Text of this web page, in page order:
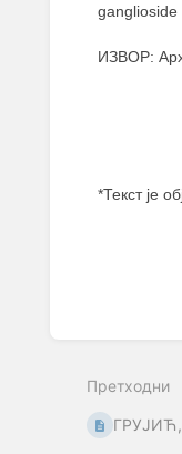
ganglioside
ИЗВОР:
*Текст је
Претходни
ГРУЈИЋ,